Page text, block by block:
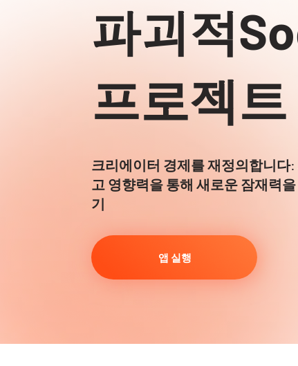
파괴적
프로젝트
크리에이터 경제를 재정의합니다
고 영향력을 통해 새로운 잠재력
기
앱 실행